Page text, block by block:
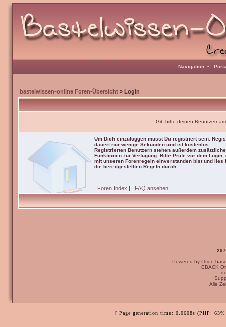
Navigation •
bastelwissen-online Foren-Übersicht » Login
Gib bitte deinen
Um Dich einzuloggen musst Du registriert sein.
dauert nur wenige Sekunden und ist kostenlos.
Registrierten Benutzern stehen außerdem zusätzliche
Funktionen zur Verfügung. Bitte Prüfe vor dem Login,
mit unseren Forenregeln einverstanden bist und lies
die bereitgestellten Regeln durch.
Foren Index | FAQ ansehen
Powered by Orion
CBACK
:-:
Alle
[ Page generation time: 0.0608s (PHP: